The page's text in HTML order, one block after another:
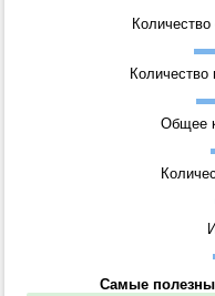
Общее
Самые